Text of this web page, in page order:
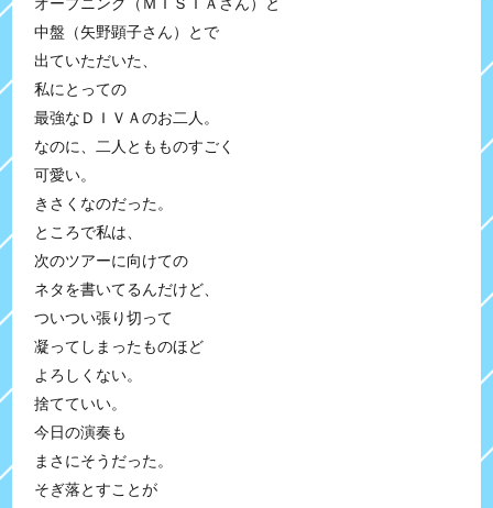
中盤（矢野顕子さん）とで
出ていただいた、
私にとっての
最強なＤＩＶＡのお二人。
なのに、二人ともものすごく
可愛い。
きさくなのだった。
ところで私は、
次のツアーに向けての
ネタを書いてるんだけど、
ついつい張り切って
凝ってしまったものほど
よろしくない。
捨てていい。
今日の演奏も
まさにそうだった。
そぎ落とすことが